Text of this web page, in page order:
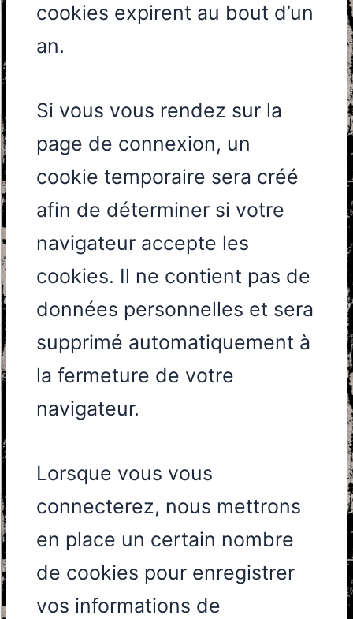
cookies expirent au bout d’un
an.
Si vous vous rendez sur la
page de connexion, un
cookie temporaire sera créé
afin de déterminer si votre
navigateur accepte les
cookies. Il ne contient pas de
données personnelles et sera
supprimé automatiquement à
la fermeture de votre
navigateur.
Lorsque vous vous
connecterez, nous mettrons
en place un certain nombre
de cookies pour enregistrer
vos informations de